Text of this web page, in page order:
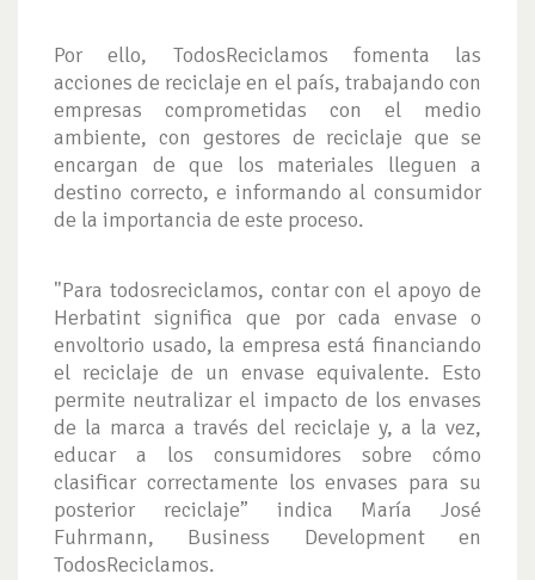
Por ello, TodosReciclamos fomenta las
acciones de reciclaje en el país, trabajando con
empresas comprometidas con el medio
ambiente, con gestores de reciclaje que se
encargan de que los materiales lleguen a
destino correcto, e informando al consumidor
de la importancia de este proceso.
"Para todosreciclamos, contar con el apoyo de
Herbatint significa que por cada envase o
envoltorio usado, la empresa está financiando
el reciclaje de un envase equivalente. Esto
permite neutralizar el impacto de los envases
de la marca a través del reciclaje y, a la vez,
educar a los consumidores sobre cómo
clasificar correctamente los envases para su
posterior reciclaje” indica María José
Fuhrmann, Business Development en
TodosReciclamos.